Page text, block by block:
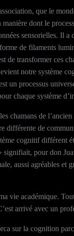
que le
dont le
sensorielles. Il
de filaments
de transformer ces
notre système
un processus
chaque système
chamans de
différente de
cognitif différent
pour don
aussi agréables et
vie académique.
arrivé avec un
sur la cognition